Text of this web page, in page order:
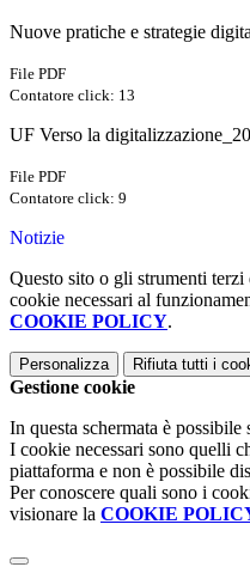
Nuove pratiche e strategie
File PDF
Contatore click: 13
UF Verso la
File PDF
Contatore click: 9
Notizie
Questo sito o gli strumenti
cookie necessari al
COOKIE POLICY.
Personalizza Rifiuta tutti i
Gestione cookie
In questa schermata è
I cookie necessari sono quelli
piattaforma e non è possibile
Per conoscere quali sono i
visionare la COOKIE